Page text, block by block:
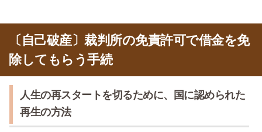
〔自己破産〕裁判所の免責許可で借金を免
除してもらう手続
人生の再スタートを切るために、国に認められた
再生の方法